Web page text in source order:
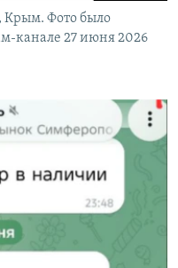
Крым. Фото было
канале 27 июня 2026